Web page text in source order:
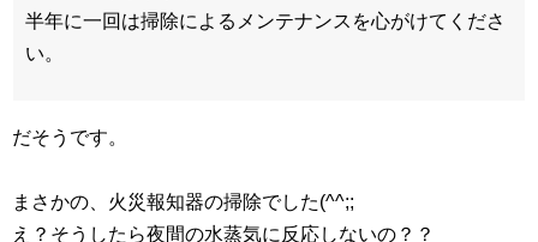
半年に一回は掃除によるメンテナンスを心がけてくださ
い。
だそうです。
まさかの、火災報知器の掃除でした(^^;;
え？そうしたら夜間の水蒸気に反応しないの？？